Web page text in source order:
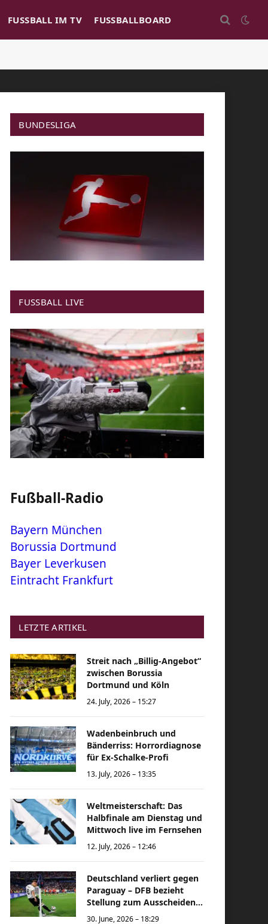
FUSSBALL IM TV FUSSBALLBOARD
BUNDESLIGA
FUSSBALL LIVE
Fußball-Radio
Bayern München
Borussia Dortmund
Bayer Leverkusen
Eintracht Frankfurt
LETZTE ARTIKEL
Streit nach „Billig-Angebot“
zwischen Borussia
Dortmund und Köln
24. July, 2026 – 15:27
Wadenbeinbruch und
Bänderriss: Horrordiagnose
für Ex-Schalke-Profi
13. July, 2026 – 13:35
Weltmeisterschaft: Das
Halbfinale am Dienstag und
Mittwoch live im Fernsehen
12. July, 2026 – 12:46
Deutschland verliert gegen
Paraguay – DFB bezieht
Stellung zum Ausscheiden
bei der Weltmeisterschaft
30. June, 2026 – 18:29